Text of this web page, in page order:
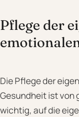
Pflege der
Die Pflege der
Gesundheit ist von
wichtig, auf die